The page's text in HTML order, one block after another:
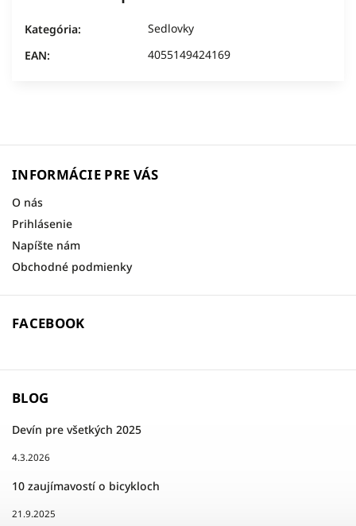
Kategória:
Sedlovky
EAN: 4055149424169
INFORMÁCIE PRE VÁS
O nás
Prihlásenie
Napíšte nám
Obchodné podmienky
FACEBOOK
BLOG
Devín pre všetkých 2025
4.3.2026
10 zaujímavostí o bicykloch
21.9.2025